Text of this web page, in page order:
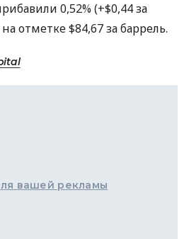
0,52% (+$0,44 за
отметке $84,67 за баррель.
вашей рекламы